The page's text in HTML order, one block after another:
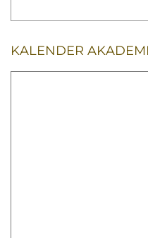
KALENDER